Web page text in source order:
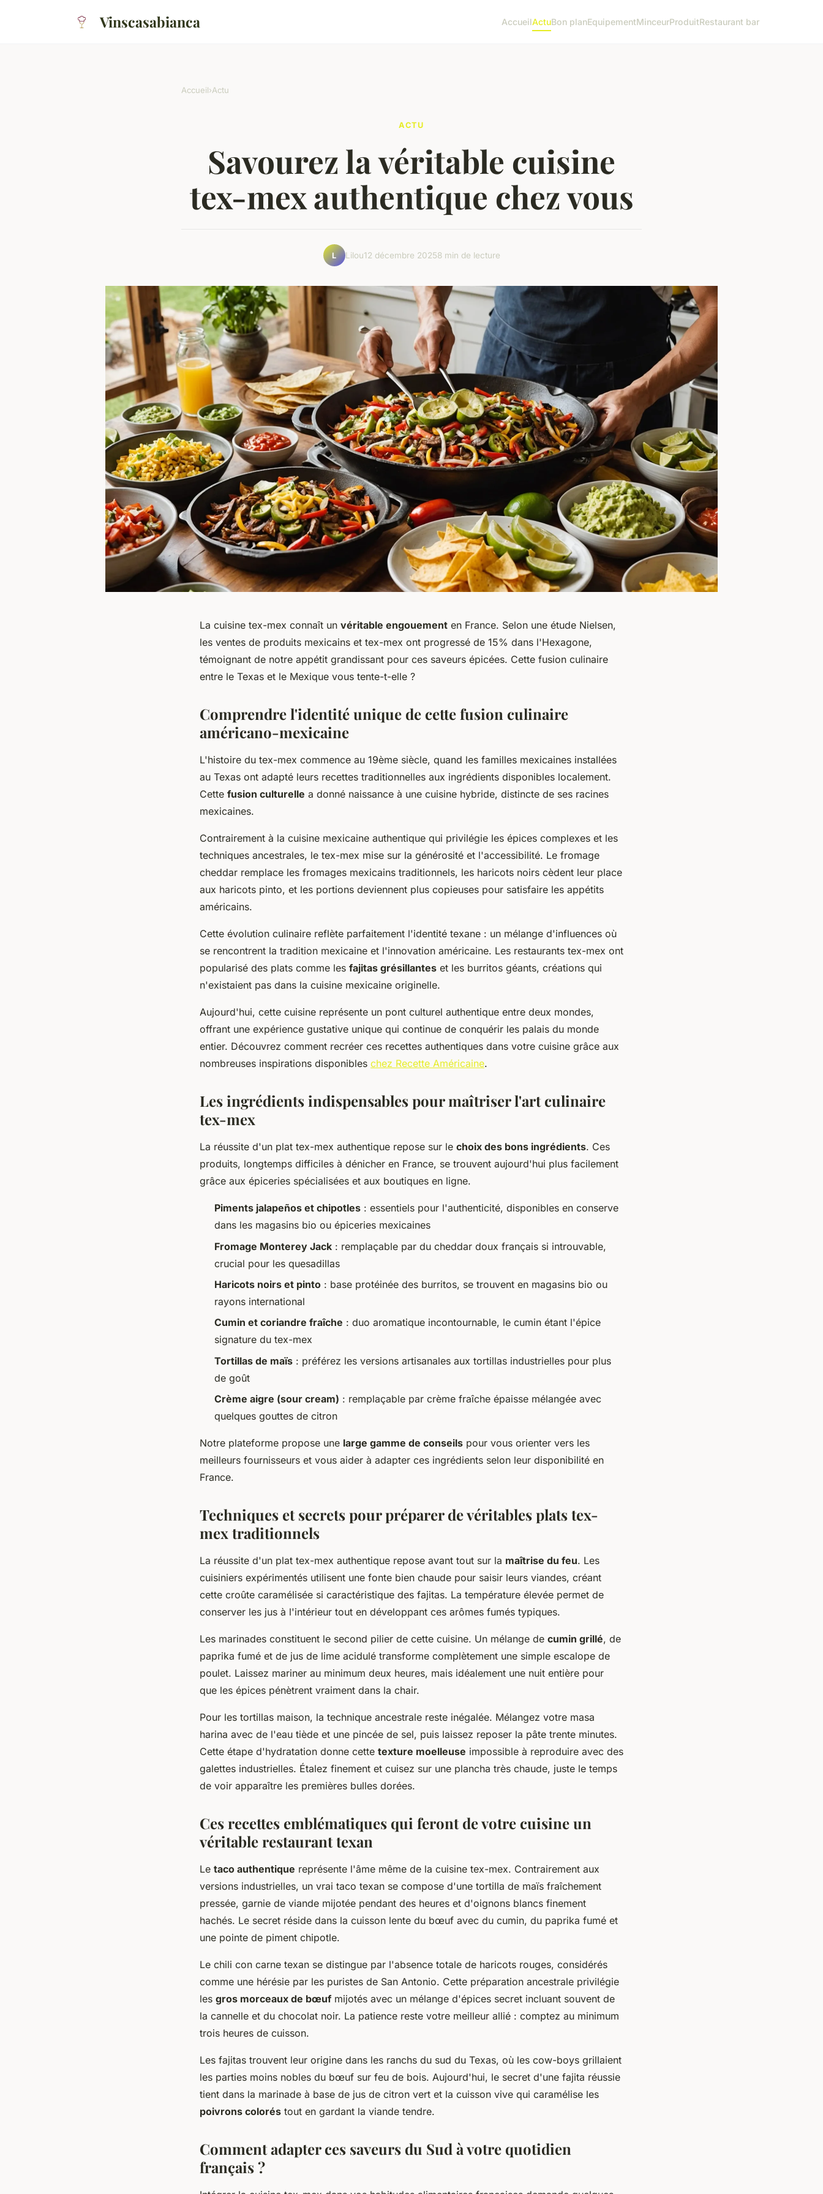
Vinscasabianca AccueilActuBon planEquipementMinceurProduitRestaurant bar
Accueil›Actu
ACTU
Savourez la véritable cuisine
tex-mex authentique chez vous
L Lilou12 décembre 20258 min de lecture
La cuisine tex-mex connaît un véritable engouement en France. Selon une étude Nielsen,
les ventes de produits mexicains et tex-mex ont progressé de 15% dans l'Hexagone,
témoignant de notre appétit grandissant pour ces saveurs épicées. Cette fusion culinaire
entre le Texas et le Mexique vous tente-t-elle ?
Comprendre l'identité unique de cette fusion culinaire
américano-mexicaine
L'histoire du tex-mex commence au 19ème siècle, quand les familles mexicaines installées
au Texas ont adapté leurs recettes traditionnelles aux ingrédients disponibles localement.
Cette fusion culturelle a donné naissance à une cuisine hybride, distincte de ses racines
mexicaines.
Contrairement à la cuisine mexicaine authentique qui privilégie les épices complexes et les
techniques ancestrales, le tex-mex mise sur la générosité et l'accessibilité. Le fromage
cheddar remplace les fromages mexicains traditionnels, les haricots noirs cèdent leur place
aux haricots pinto, et les portions deviennent plus copieuses pour satisfaire les appétits
américains.
Cette évolution culinaire reflète parfaitement l'identité texane : un mélange d'influences où
se rencontrent la tradition mexicaine et l'innovation américaine. Les restaurants tex-mex ont
popularisé des plats comme les fajitas grésillantes et les burritos géants, créations qui
n'existaient pas dans la cuisine mexicaine originelle.
Aujourd'hui, cette cuisine représente un pont culturel authentique entre deux mondes,
offrant une expérience gustative unique qui continue de conquérir les palais du monde
entier. Découvrez comment recréer ces recettes authentiques dans votre cuisine grâce aux
nombreuses inspirations disponibles chez Recette Américaine.
Les ingrédients indispensables pour maîtriser l'art culinaire
tex-mex
La réussite d'un plat tex-mex authentique repose sur le choix des bons ingrédients. Ces
produits, longtemps difficiles à dénicher en France, se trouvent aujourd'hui plus facilement
grâce aux épiceries spécialisées et aux boutiques en ligne.
Piments jalapeños et chipotles : essentiels pour l'authenticité, disponibles en conserve
dans les magasins bio ou épiceries mexicaines
Fromage Monterey Jack : remplaçable par du cheddar doux français si introuvable,
crucial pour les quesadillas
Haricots noirs et pinto : base protéinée des burritos, se trouvent en magasins bio ou
rayons international
Cumin et coriandre fraîche : duo aromatique incontournable, le cumin étant l'épice
signature du tex-mex
Tortillas de maïs : préférez les versions artisanales aux tortillas industrielles pour plus
de goût
Crème aigre (sour cream) : remplaçable par crème fraîche épaisse mélangée avec
quelques gouttes de citron
Notre plateforme propose une large gamme de conseils pour vous orienter vers les
meilleurs fournisseurs et vous aider à adapter ces ingrédients selon leur disponibilité en
France.
Techniques et secrets pour préparer de véritables plats tex-
mex traditionnels
La réussite d'un plat tex-mex authentique repose avant tout sur la maîtrise du feu. Les
cuisiniers expérimentés utilisent une fonte bien chaude pour saisir leurs viandes, créant
cette croûte caramélisée si caractéristique des fajitas. La température élevée permet de
conserver les jus à l'intérieur tout en développant ces arômes fumés typiques.
Les marinades constituent le second pilier de cette cuisine. Un mélange de cumin grillé, de
paprika fumé et de jus de lime acidulé transforme complètement une simple escalope de
poulet. Laissez mariner au minimum deux heures, mais idéalement une nuit entière pour
que les épices pénètrent vraiment dans la chair.
Pour les tortillas maison, la technique ancestrale reste inégalée. Mélangez votre masa
harina avec de l'eau tiède et une pincée de sel, puis laissez reposer la pâte trente minutes.
Cette étape d'hydratation donne cette texture moelleuse impossible à reproduire avec des
galettes industrielles. Étalez finement et cuisez sur une plancha très chaude, juste le temps
de voir apparaître les premières bulles dorées.
Ces recettes emblématiques qui feront de votre cuisine un
véritable restaurant texan
Le taco authentique représente l'âme même de la cuisine tex-mex. Contrairement aux
versions industrielles, un vrai taco texan se compose d'une tortilla de maïs fraîchement
pressée, garnie de viande mijotée pendant des heures et d'oignons blancs finement
hachés. Le secret réside dans la cuisson lente du bœuf avec du cumin, du paprika fumé et
une pointe de piment chipotle.
Le chili con carne texan se distingue par l'absence totale de haricots rouges, considérés
comme une hérésie par les puristes de San Antonio. Cette préparation ancestrale privilégie
les gros morceaux de bœuf mijotés avec un mélange d'épices secret incluant souvent de
la cannelle et du chocolat noir. La patience reste votre meilleur allié : comptez au minimum
trois heures de cuisson.
Les fajitas trouvent leur origine dans les ranchs du sud du Texas, où les cow-boys grillaient
les parties moins nobles du bœuf sur feu de bois. Aujourd'hui, le secret d'une fajita réussie
tient dans la marinade à base de jus de citron vert et la cuisson vive qui caramélise les
poivrons colorés tout en gardant la viande tendre.
Comment adapter ces saveurs du Sud à votre quotidien
français ?